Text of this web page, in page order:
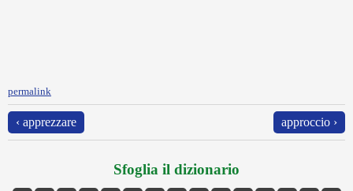
permalink
‹ apprezzare approccio ›
Sfoglia il dizionario